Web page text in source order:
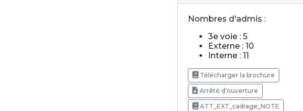
Nombres d'admis :
3e voie : 5
Externe : 10
Interne : 11
Télécharger la brochure
Arrêté d'ouverture
ATT_EXT_cadrage_NOTE